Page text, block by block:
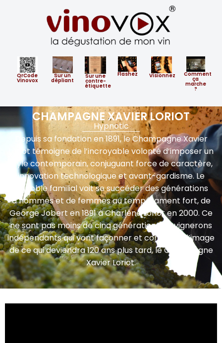
QrCode
Vinovox
Sur un
dépliant
​Sur ​une
contre-
étiquette
Flashez Visionnez Comment
ça
marche
?
CHAMPAGNE XAVIER LORIOT
Hypnotic
Depuis sa fondation en 1891, le Champagne Xavier
Loriot témoigne de l’incroyable volonté d’imposer un
style contemporain, conjuguant force de caractère,
innovation technologique et avant-gardisme. Le
vignoble familial voit se succéder des générations
d’hommes et de femmes au tempérament fort, de
George Jobert en 1891 à Charlène Loriot en 2000. Ce
ne sont pas moins de cinq générations de vignerons
indépendants qui vont façonner et construire l’image
de ce qui deviendra 120 ans plus tard, le Champagne
Xavier Loriot.